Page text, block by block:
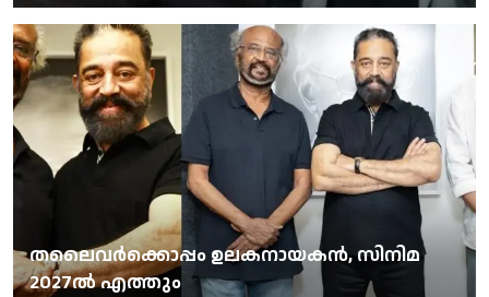
തലൈവര്‍ക്കൊപ്പം ഉലകനായകന്‍, സിനിമ
2027ല്‍ എത്തും